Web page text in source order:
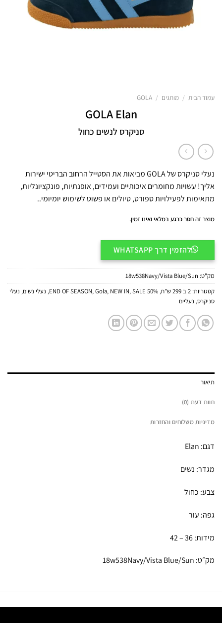
עמוד הבית / מותגים /
GOLA
GOLA Elan
סניקרס לנשים כחול
נעלי סניקרס של GOLA מביאות את הסטייל הרחוב הבריטי ישירות
אליך! עשויות מחומרים איכותיים ועמידים, אופנתיות, פונקציונליות,
מתאימות לפעילויות ספורט, טיולים או פשוט לשימוש יומיומי..
מוצר זה חסר כרגע במלאי ואינו זמין.
להזמין דרך WHATSAPP
מק"ט: 18w538Navy/Vista Blue/Sun
קטגוריות: 2 ב 299 ש"ח ,
50% END OF SEASON
,Gola, NEW IN,SALE
, נעלי נשים, נעלי
סניקרס, נעליים
תיאור
חוות דעת (0)
מדיניות משלוחים והחזרות
דגם: Elan
מגדר: נשים
צבע: כחול
גפה: עור
מידות: 36 – 42
מק״ט: 18w538Navy/Vista Blue/Sun